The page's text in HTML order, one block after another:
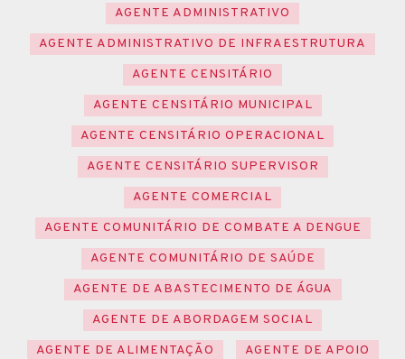
AGENTE ADMINISTRATIVO
AGENTE ADMINISTRATIVO DE INFRAESTRUTURA
AGENTE CENSITÁRIO
AGENTE CENSITÁRIO MUNICIPAL
AGENTE CENSITÁRIO OPERACIONAL
AGENTE CENSITÁRIO SUPERVISOR
AGENTE COMERCIAL
AGENTE COMUNITÁRIO DE COMBATE A DENGUE
AGENTE COMUNITÁRIO DE SAÚDE
AGENTE DE ABASTECIMENTO DE ÁGUA
AGENTE DE ABORDAGEM SOCIAL
AGENTE DE ALIMENTAÇÃO
AGENTE DE APOIO